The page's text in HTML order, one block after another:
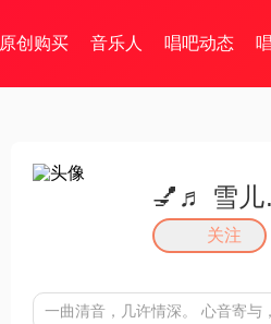
原创购买 音乐人 唱吧动态
关注
一曲清音，几许情深。 心音寄与